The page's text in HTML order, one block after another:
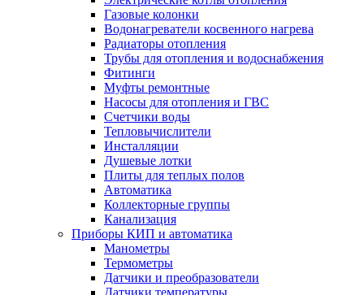
Газовые колонки
Водонагреватели косвенного нагрева
Радиаторы отопления
Трубы для отопления и водоснабжения
Фитинги
Муфты ремонтные
Насосы для отопления и ГВС
Счетчики воды
Тепловычислители
Инсталляции
Душевые лотки
Плиты для теплых полов
Автоматика
Коллекторные группы
Канализация
Приборы КИП и автоматика
Манометры
Термометры
Датчики и преобразователи
Датчики температуры